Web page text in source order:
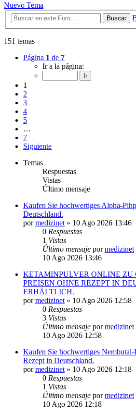
Nuevo Tema
Buscar
151 temas
Página 1 de 7
Ir a la página:
1
2
3
4
5
…
7
Siguiente
Temas
Respuestas
Vistas
Último mensaje
Kaufen Sie hochwertiges Alpha-
Deutschland.
pormedizinet» 10 Ago 2026 13:46
0 Respuestas
1 Vistas
Último mensaje pormedizinet
10 Ago 2026 13:46
KETAMINPULVER ONLINE ZU
PREISEN OHNE REZEPT IN
ERHÄLTLICH.
pormedizinet» 10 Ago 2026 12:58
0 Respuestas
3 Vistas
Último mensaje pormedizinet
10 Ago 2026 12:58
Kaufen Sie hochwertiges
Rezept in Deutschland.
pormedizinet» 10 Ago 2026 12:18
0 Respuestas
1 Vistas
Último mensaje pormedizinet
10 Ago 2026 12:18